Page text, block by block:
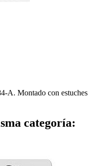
A. Montado con estuches
categoría: